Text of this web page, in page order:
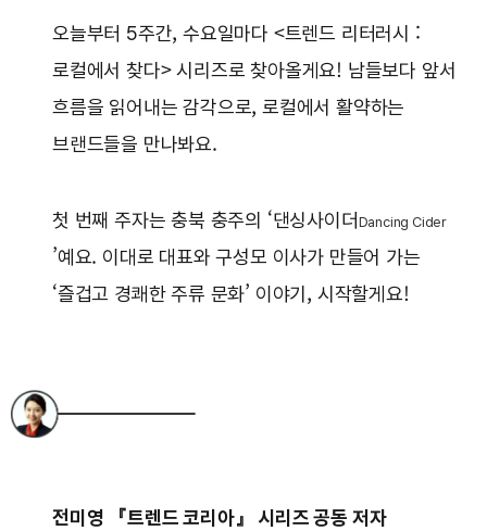
오늘부터 5주간, 수요일마다 <트렌드 리터러시 :
로컬에서 찾다> 시리즈로 찾아올게요! 남들보다 앞서
흐름을 읽어내는 감각으로, 로컬에서 활약하는
브랜드들을 만나봐요.
첫 번째 주자는 충북 충주의 ‘댄싱사이더 Dancing Cider
’예요. 이대로 대표와 구성모 이사가 만들어 가는
‘즐겁고 경쾌한 주류 문화’ 이야기, 시작할게요!
전미영 『트렌드 코리아』 시리즈 공동 저자